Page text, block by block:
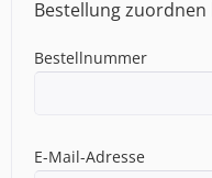
Bestellung zuordnen
Bestellnummer
E-Mail-Adresse